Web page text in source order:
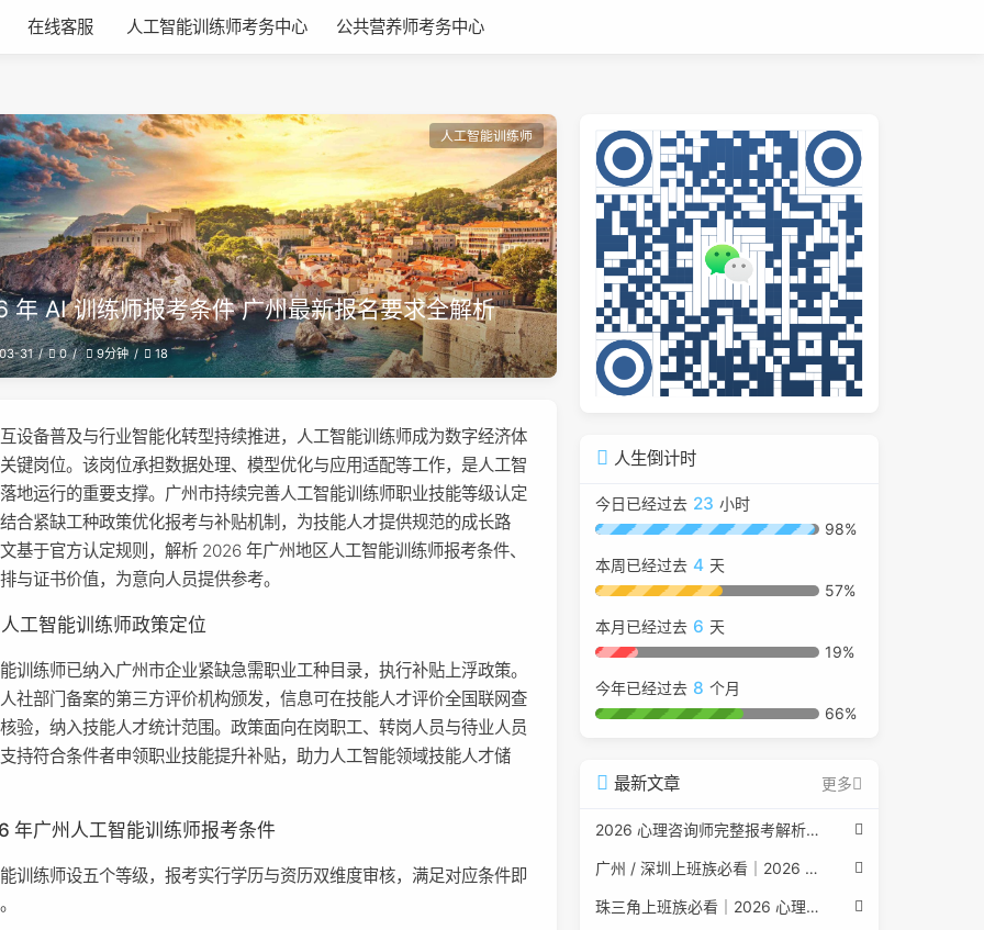
在线客服 人工智能训练师考务中心 公共营养师考务中心
人工智能训练师
年 AI 训练师报考条件 广州最新报名要求全解析
31 0 9分钟 18
设备普及与行业智能化转型持续推进，人工智能训练师成为数字经济体
键岗位。该岗位承担数据处理、模型优化与应用适配等工作，是人工智
地运行的重要支撑。广州市持续完善人工智能训练师职业技能等级认定
合紧缺工种政策优化报考与补贴机制，为技能人才提供规范的成长路
基于官方认定规则，解析 2026 年广州地区人工智能训练师报考条件、
与证书价值，为意向人员提供参考。
工智能训练师政策定位
训练师已纳入广州市企业紧缺急需职业工种目录，执行补贴上浮政策。
社部门备案的第三方评价机构颁发，信息可在技能人才评价全国联网查
验，纳入技能人才统计范围。政策面向在岗职工、转岗人员与待业人员
持符合条件者申领职业技能提升补贴，助力人工智能领域技能人才储
年广州人工智能训练师报考条件
训练师设五个等级，报考实行学历与资历双维度审核，满足对应条件即
人生倒计时
今日已经过去 23 小时
98%
本周已经过去 4 天
57%
本月已经过去 6 天
19%
今年已经过去 8 个月
66%
最新文章 更多
2026 心理咨询师完整报考解析（2017 国考取消后现行权威体系 + 避坑全指南）
广州 / 深圳上班族必看｜2026 心理咨询师考证指南，转行副业、情绪疏导双收益
珠三角上班族必看｜2026 心理咨询师考证指南，转行副业、情绪疏导双收益